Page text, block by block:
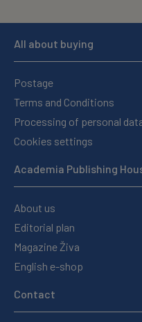
All about buying
Postage
Terms and Conditions
Processing of personal
Cookies settings
Academia Publishing
About us
Editorial plan
Magazine Živa
English e-shop
Contact